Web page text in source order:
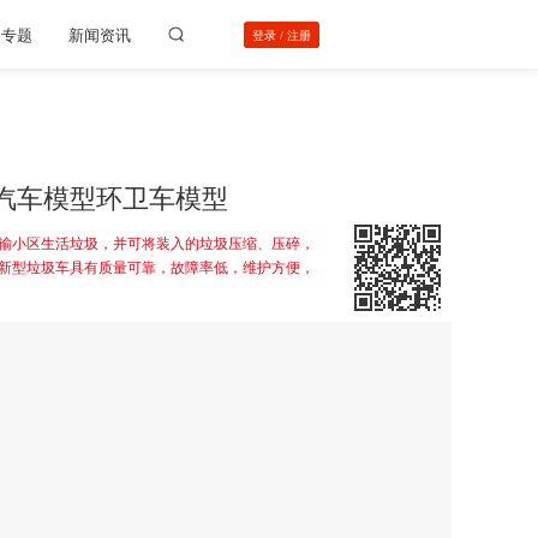
题 新闻资讯 登录 / 注册
车模型环卫车模型
区生活垃圾，并可将装入的垃圾压缩、压碎，
垃圾车具有质量可靠，故障率低，维护方便，